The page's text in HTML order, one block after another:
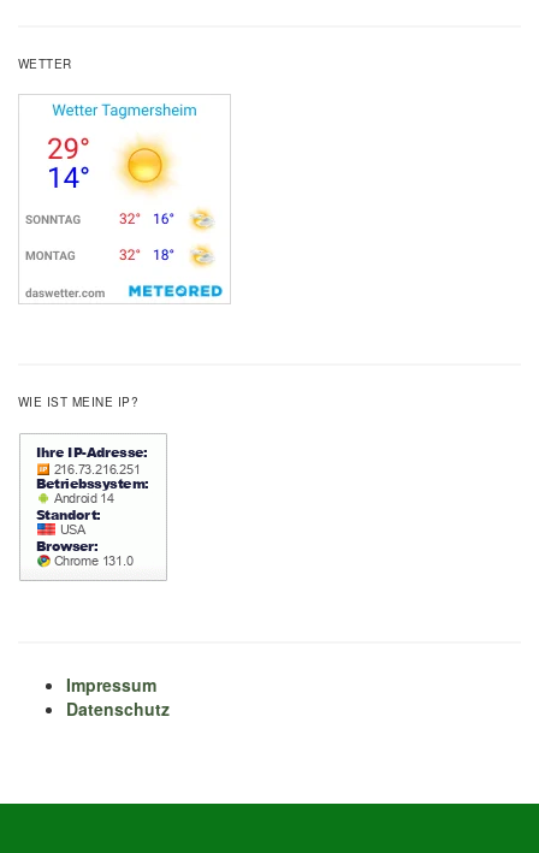
WETTER
WIE IST MEINE IP?
Impressum
Datenschutz